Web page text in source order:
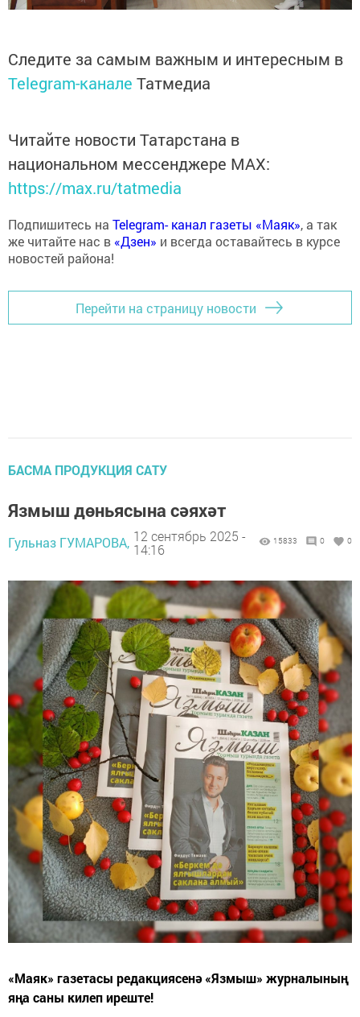
Следите за самым важным и интересным в
Telegram-канале Татмедиа
Читайте новости Татарстана в
национальном мессенджере MАХ:
https://max.ru/tatmedia
Подпишитесь на Telegram- канал газеты «Маяк», а так
же читайте нас в «Дзен» и всегда оставайтесь в курсе
новостей района!
Перейти на страницу новости
БАСМА ПРОДУКЦИЯ САТУ
Язмыш дөньясына сәяхәт
Гульназ ГУМАРОВА, 12 сентябрь 2025 -
14:16
15833 0 0
«Маяк» газетасы редакциясенә «Язмыш» журналының
яңа саны килеп иреште!